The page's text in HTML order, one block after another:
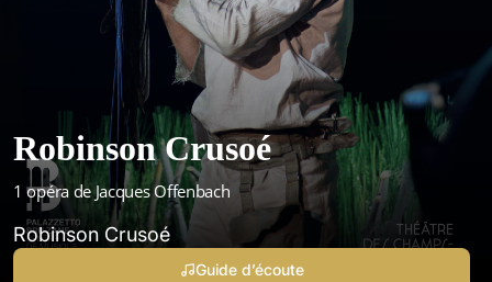
Robinson Crusoé
1 opéra de Jacques Offenbach
Robinson Crusoé
Guide d’écoute